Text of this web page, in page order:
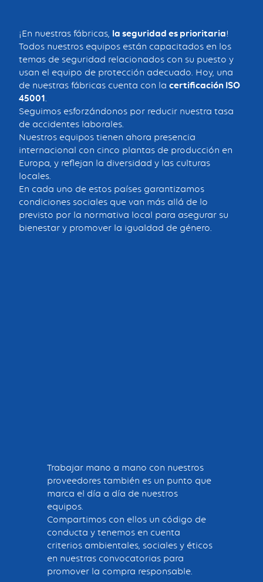
¡En nuestras fábricas, la seguridad es prioritaria!
Todos nuestros equipos están capacitados en los
temas de seguridad relacionados con su puesto y
usan el equipo de protección adecuado. Hoy, una
de nuestras fábricas cuenta con la certificación ISO
45001.
Seguimos esforzándonos por reducir nuestra tasa
de accidentes laborales.
Nuestros equipos tienen ahora presencia
internacional con cinco plantas de producción en
Europa, y reflejan la diversidad y las culturas
locales.
En cada uno de estos países garantizamos
condiciones sociales que van más allá de lo
previsto por la normativa local para asegurar su
bienestar y promover la igualdad de género.
Trabajar mano a mano con nuestros
proveedores también es un punto que
marca el día a día de nuestros
equipos.
Compartimos con ellos un código de
conducta y tenemos en cuenta
criterios ambientales, sociales y éticos
en nuestras convocatorias para
promover la compra responsable.